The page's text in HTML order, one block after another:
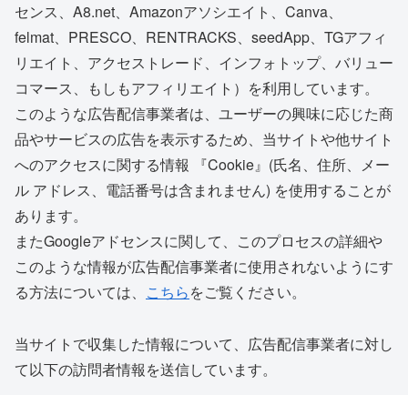
センス、A8.net、Amazonアソシエイト、Canva、
felmat、PRESCO、RENTRACKS、seedApp、TGアフィ
リエイト、アクセストレード、インフォトップ、バリュー
コマース、もしもアフィリエイト）を利用しています。
このような広告配信事業者は、ユーザーの興味に応じた商
品やサービスの広告を表示するため、当サイトや他サイト
へのアクセスに関する情報 『Cookie』(氏名、住所、メー
ル アドレス、電話番号は含まれません) を使用することが
あります。
またGoogleアドセンスに関して、このプロセスの詳細や
このような情報が広告配信事業者に使用されないようにす
る方法については、 こちらをご覧ください。
当サイトで収集した情報について、広告配信事業者に対し
て以下の訪問者情報を送信しています。